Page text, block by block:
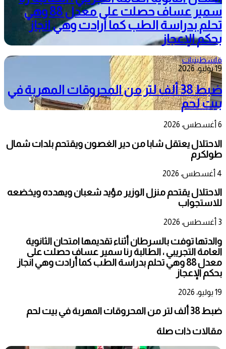
سمير عساف حصلت على معدل 88 وهي
تحلم بدراسة الطب كما أرادت وهي انجاز
بحكم الإعجاز
فلسطينيات
19 يوليو، 2026
ضبط 38 ألف لتر من المحروقات المهربة في
بيت لحم
6 أغسطس، 2026
الاحتلال يعتقل شابا من دير الغصون ويقتحم بلدات شمال
طولكرم
4 أغسطس، 2026
الاحتلال يقتحم منزل الوزير مؤيد شعبان ويهدده ويخضعه
للاستجواب
3 أغسطس، 2026
والدتها توفت بالسرطان أثناء تقديمها امتحان الثانوية
العامة التجريبي ، الطالبة رنا سمير عساف حصلت على
معدل 88 وهي تحلم بدراسة الطب كما أرادت وهي انجاز
بحكم الإعجاز
19 يوليو، 2026
ضبط 38 ألف لتر من المحروقات المهربة في بيت لحم
مقالات ذات صلة